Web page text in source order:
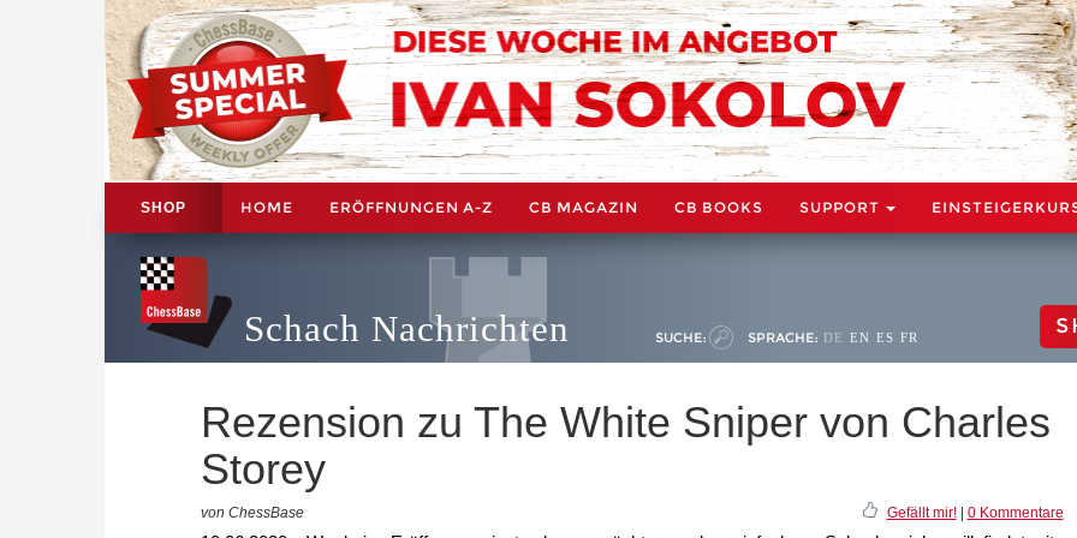
SHOP HOME ERÖFFNUNGEN A-Z CB MAGAZIN CB BOOKS SUPPORT
Schach Nachrichten SUCHE: SPRACHE: DE EN ES FR
Rezension zu The White Sniper von Charles
Storey
von ChessBase Gefällt mir!| 0 Kommentare